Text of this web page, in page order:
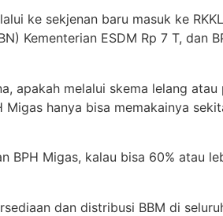
ke sekjenan baru masuk ke
Kementerian ESDM Rp 7 T, dan
apakah melalui skema lelang atau
hanya bisa memakainya
BPH Migas, kalau bisa 60% atau
dan distribusi BBM di